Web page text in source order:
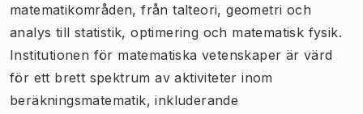
matematikområden, från talteori, geometri och
analys till statistik, optimering och matematisk fysik.
Institutionen för matematiska vetenskaper är värd
för ett brett spektrum av aktiviteter inom
beräkningsmatematik, inkluderande